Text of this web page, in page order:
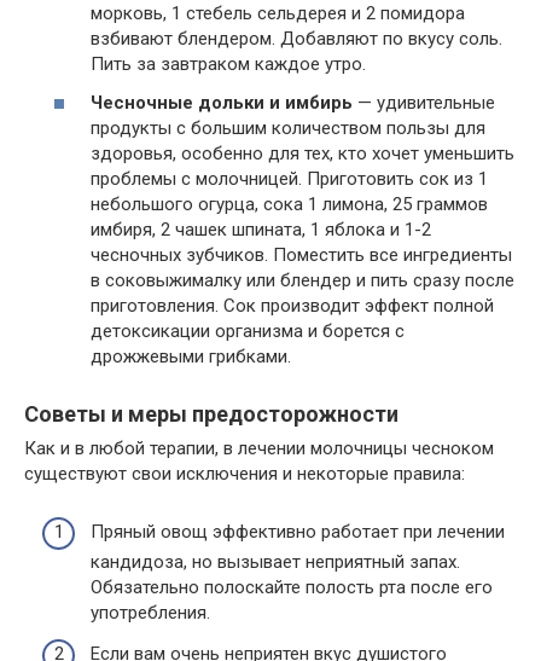
морковь, 1 стебель сельдерея и 2 помидора
взбивают блендером. Добавляют по вкусу соль.
Пить за завтраком каждое утро.
Чесночные дольки и имбирь — удивительные
продукты с большим количеством пользы для
здоровья, особенно для тех, кто хочет уменьшить
проблемы с молочницей. Приготовить сок из 1
небольшого огурца, сока 1 лимона, 25 граммов
имбиря, 2 чашек шпината, 1 яблока и 1-2
чесночных зубчиков. Поместить все ингредиенты
в соковыжималку или блендер и пить сразу после
приготовления. Сок производит эффект полной
детоксикации организма и борется с
дрожжевыми грибками.
Советы и меры предосторожности
Как и в любой терапии, в лечении молочницы чесноком
существуют свои исключения и некоторые правила:
Пряный овощ эффективно работает при лечении
кандидоза, но вызывает неприятный запах.
Обязательно полоскайте полость рта после его
употребления.
Если вам очень неприятен вкус душистого